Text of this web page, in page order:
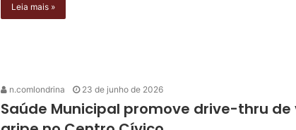
Leia mais »
n.comlondrina 23 de junho de 2026
Saúde Municipal promove drive-thru